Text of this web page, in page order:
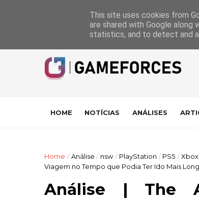
A equipa Pontuações das Análises
HOME NOTÍCIAS ANÁLISES
Home / Análise / nsw / PlayStation / PS5 /
Viagem no Tempo que Podia Ter Ido Mais
Análise | The
This site uses cookies from
are shared with Google
statistics, and to detect and